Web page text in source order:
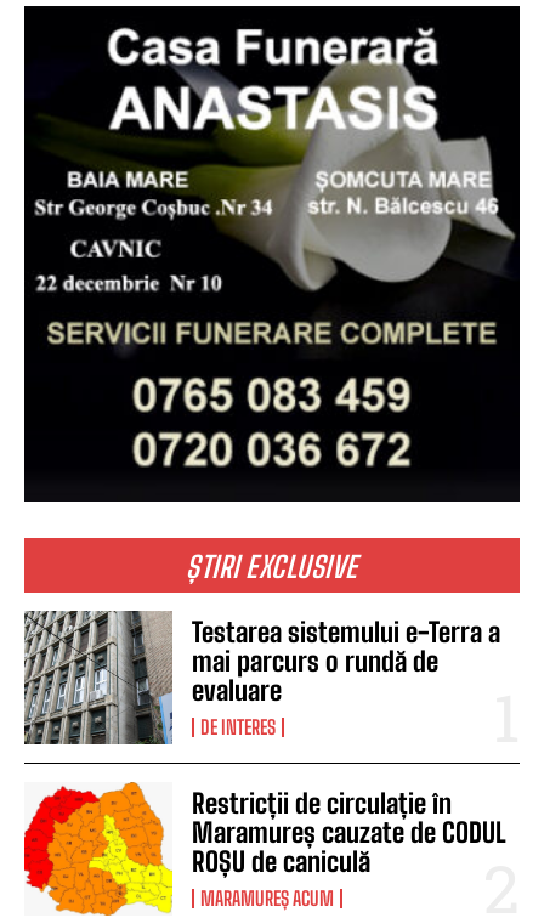
ȘTIRI EXCLUSIVE
Testarea sistemului e-Terra a
mai parcurs o rundă de
evaluare
DE INTERES
Restricții de circulație în
Maramureș cauzate de CODUL
ROȘU de caniculă
MARAMUREȘ ACUM